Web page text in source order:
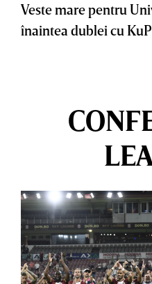
Veste mare pentru
înaintea dublei cu